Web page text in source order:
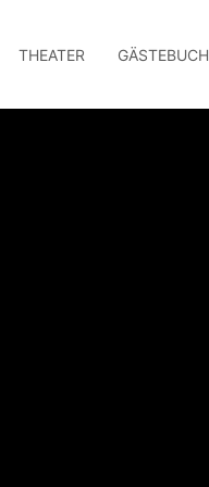
THEATER GÄSTEBUCH